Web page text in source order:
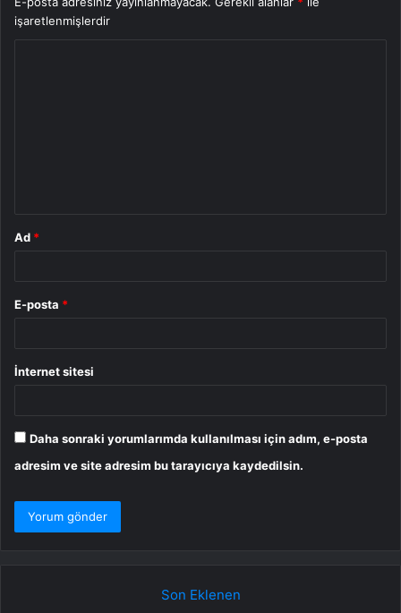
işaretlenmişlerdir
Ad *
E-posta *
İnternet sitesi
Daha sonraki yorumlarımda kullanılması için adım, e-posta
adresim ve site adresim bu tarayıcıya kaydedilsin.
Son Eklenen